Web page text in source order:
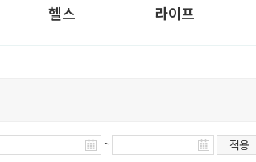
헬스 라이프
~ 적용